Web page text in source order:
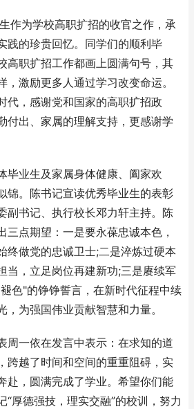
作为学校高职扩招的收官之作，承
践的珍贵回忆。同学们的顺利毕
高职扩招工作都画上圆满句号，其
，激励更多人通过学习改变命运。
代，感谢党和国家的高职扩招政
付出、家属的理解支持，更感谢学
毕业生及家属身体健康、阖家欢
锦。陈书记宣读优秀毕业生的表彰
副书记、执行校长邓力轩主持。陈
三点期望：一是要永葆忠诚本色，
终做党的忠诚卫士;二是淬炼过硬本
当，立足岗位再建新功;三是赓续军
色"的铮铮誓言，在新时代征程中续
，为强国伟业贡献智慧和力量。
周一依在发言中表示：在求知的道
跨越了时间和空间的重重阻碍，实
赴，圆满完成了学业。希望你们能
“厚德强技，理实交融”的校训，努力